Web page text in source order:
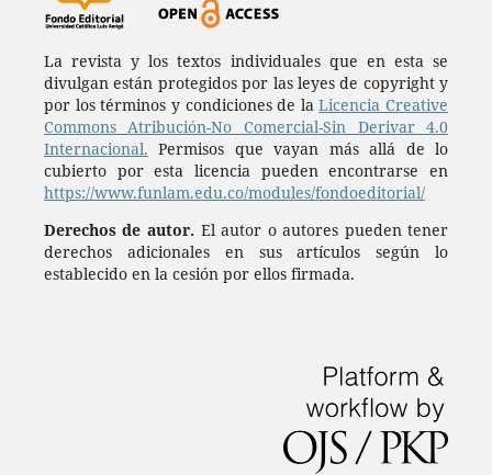
La revista y los textos individuales que en esta se
divulgan están protegidos por las leyes de copyright y
por los términos y condiciones de laLicencia Creative
Commons Atribución-No Comercial-Sin Derivar 4.0
Internacional. Permisos que vayan más allá de lo
cubierto por esta licencia pueden encontrarse en
https://www.funlam.edu.co/modules/fondoeditorial/
Derechos de autor. El autor o autores pueden tener
derechos adicionales en sus artículos según lo
establecido en la cesión por ellos firmada.